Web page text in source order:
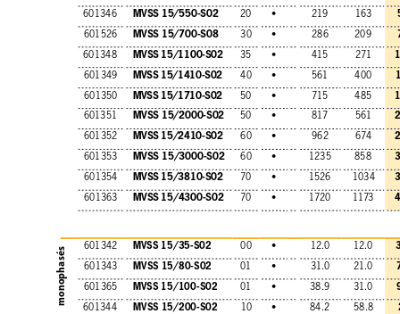
601346 MVSS 15/550-S02 20 • 219 163
601526 MVSS 15/700-S08 30 • 286 209
601348 MVSS 15/1100-S02 35 • 415 271
601349 MVSS 15/1410-S02 40 • 561 400
601350 MVSS 15/1710-S02 50 • 715 485
601351 MVSS 15/2000-S02 50 • 817 561
601352 MVSS 15/2410-S02 60 • 962 674
601353 MVSS 15/3000-S02 60 • 1235 858
601354 MVSS 15/3810-S02 70 • 1526 1034
601363 MVSS 15/4300-S02 70 • 1720 1173
601342 MVSS 15/35-S02 00 • 12.0 12.0
601343 MVSS 15/80-S02 01 • 31.0 21.0
601365 MVSS 15/100-S02 01 • 38.9 31.0
601344 MVSS 15/200-S02 10 • 84.2 58.8
monophasés